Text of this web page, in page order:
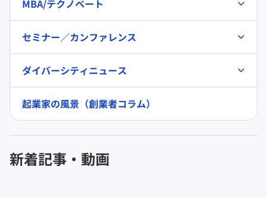
MBA/テクノベート
セミナー／カンファレンス
ダイバーシティニュース
起業家の風景（創業者コラム）
新着記事・動画